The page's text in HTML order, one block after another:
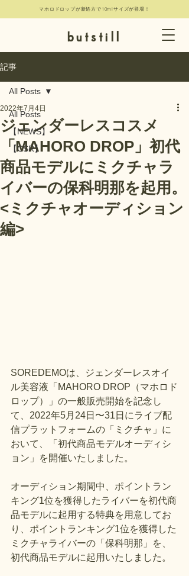
マホロドロップが新処方で10mlサイズが登場！
butstill
記事
All Posts
【NEWS】
【CSR】
All Posts
ジェンダーレスコスメ
「MAHORO DROP」初代
商品モデルにミクチャラ
イバーの保科明那を起用。
<ミクチャオーディション
編>
2022年7月4日
SOREDEMOは、ジェンダーレスオイ
ル美容液「MAHORO DROP（マホロド
ロップ）」の一般販売開始を記念し
て、2022年5月24日〜31日にライブ配
信プラットフォームの「ミクチャ」に
おいて、「初代商品モデルオーディシ
ョン」を開催いたしました。
オーディション期間中、ポイントラン
キング1位を獲得したライバーを初代商
品モデルに起用する特典を用意してお
り、ポイントランキング1位を獲得した
ミクチャライバーの「保科明那」を、
初代商品モデルに起用いたしました。